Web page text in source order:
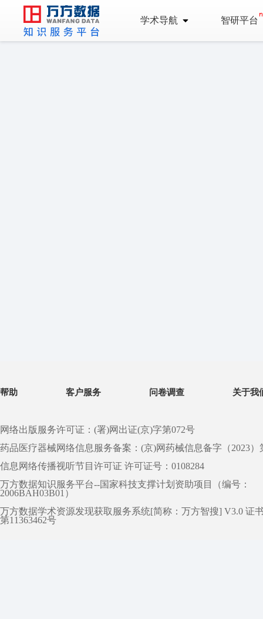
学术导航 智研平台
帮助 客户服务 问卷调查 关于我
网络出版服务许可证：(署)网出证(京)字第072号
药品医疗器械网络信息服务备案：(京)网药械信息备字（2023）
信息网络传播视听节目许可证 许可证号：0108284
万方数据知识服务平台--国家科技支撑计划资助项目（编号：
2006BAH03B01）
万方数据学术资源发现获取服务系统[简称：万方智搜] V3.0 证
第11363462号